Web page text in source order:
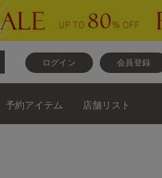
ログイン 会員登録
予約アイテム 店舗リスト